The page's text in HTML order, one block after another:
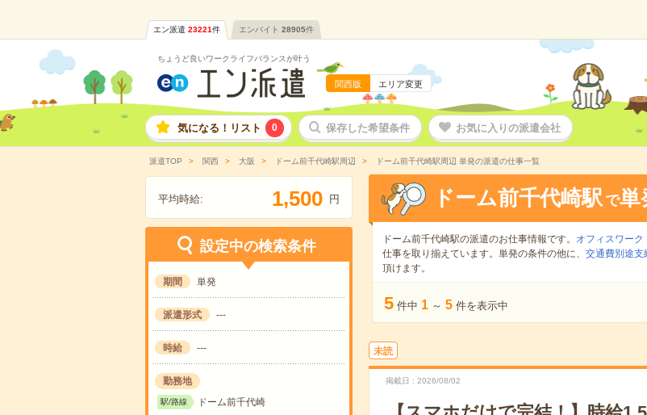
エン派遣 23221件 エンバイト 28905件
ちょうど良いワークライフバランスが叶う
関西版 エリア変更
気になる！リスト 0 保存した希望条件 お気に入りの派遣会社
派遣TOP 関西 大阪 ドーム前千代崎駅周辺 ドーム前千代崎駅周辺 単発の派遣の仕事一覧
平均時給: 1,500 円
設定中の検索条件
期間 単発
派遣形式 ---
時給 ---
勤務地
駅/路線 ドーム前千代崎
ドーム前千代崎駅 で単
ドーム前千代崎駅の派遣のお仕事情報です。 オフィスワーク
仕事を取り揃えています。単発の条件の他に、 交通費別途支
頂けます。
5 件中 1 ～ 5 件を表示中
未読
掲載日 2026/08/02